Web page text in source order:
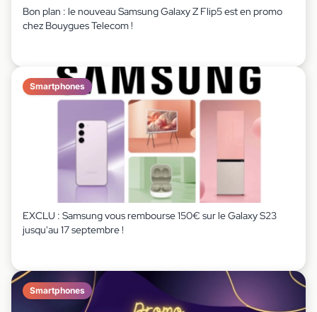
Bon plan : le nouveau Samsung Galaxy Z Flip5 est en promo
chez Bouygues Telecom !
Smartphones
EXCLU : Samsung vous rembourse 150€ sur le Galaxy S23
jusqu'au 17 septembre !
Smartphones